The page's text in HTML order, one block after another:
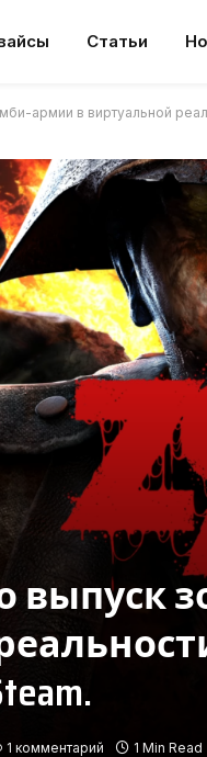
Статьи
армии в виртуальной
выпуск
1 комментарий 1 Min Read